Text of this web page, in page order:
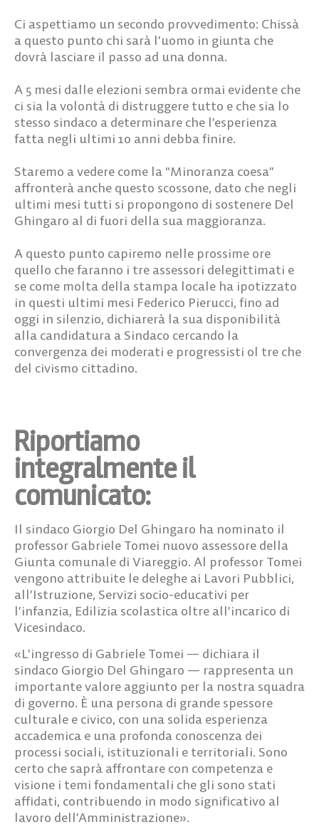
Ci aspettiamo un secondo provvedimento: Chissà
a questo punto chi sarà l’uomo in giunta che
dovrà lasciare il passo ad una donna.
A 5 mesi dalle elezioni sembra ormai evidente che
ci sia la volontà di distruggere tutto e che sia lo
stesso sindaco a determinare che l’esperienza
fatta negli ultimi 10 anni debba finire.
Staremo a vedere come la “Minoranza coesa”
affronterà anche questo scossone, dato che negli
ultimi mesi tutti si propongono di sostenere Del
Ghingaro al di fuori della sua maggioranza.
A questo punto capiremo nelle prossime ore
quello che faranno i tre assessori delegittimati e
se come molta della stampa locale ha ipotizzato
in questi ultimi mesi Federico Pierucci, fino ad
oggi in silenzio, dichiarerà la sua disponibilità
alla candidatura a Sindaco cercando la
convergenza dei moderati e progressisti ol tre che
del civismo cittadino.
Riportiamo
integralmente il
comunicato:
Il sindaco Giorgio Del Ghingaro ha nominato il
professor Gabriele Tomei nuovo assessore della
Giunta comunale di Viareggio. Al professor Tomei
vengono attribuite le deleghe ai Lavori Pubblici,
all’Istruzione, Servizi socio-educativi per
l’infanzia, Edilizia scolastica oltre all’incarico di
Vicesindaco.
«L’ingresso di Gabriele Tomei — dichiara il
sindaco Giorgio Del Ghingaro — rappresenta un
importante valore aggiunto per la nostra squadra
di governo. È una persona di grande spessore
culturale e civico, con una solida esperienza
accademica e una profonda conoscenza dei
processi sociali, istituzionali e territoriali. Sono
certo che saprà affrontare con competenza e
visione i temi fondamentali che gli sono stati
affidati, contribuendo in modo significativo al
lavoro dell’Amministrazione».